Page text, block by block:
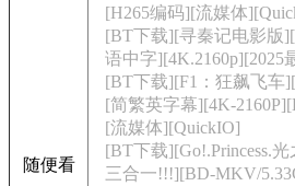
随便看
[H265编码][流媒体
[BT下载][寻秦记电影版
语中字][4K.2160p][2025
[BT下载][F1：狂飙飞车
[简繁英字幕][4K-
[流媒体][QuickIO]
[BT下载][Go!.Princess.
三合一!!!][BD-MKV/